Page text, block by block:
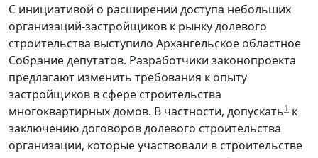
С инициативой о расширении доступа небольших
организаций-застройщиков к рынку долевого
строительства выступило Архангельское областное
Собрание депутатов. Разработчики законопроекта
предлагают изменить требования к опыту
застройщиков в сфере строительства
многоквартирных домов. В частности, допускать1 к
заключению договоров долевого строительства
организации, которые участвовали в строительстве